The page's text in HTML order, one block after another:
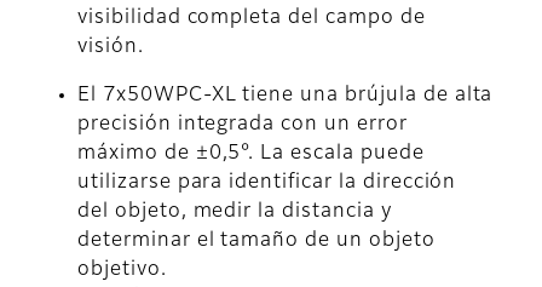
visibilidad completa del campo de
visión.
El 7x50WPC-XL tiene una brújula de alta
precisión integrada con un error
máximo de ±0,5°. La escala puede
utilizarse para identificar la dirección
del objeto, medir la distancia y
determinar el tamaño de un objeto
objetivo.